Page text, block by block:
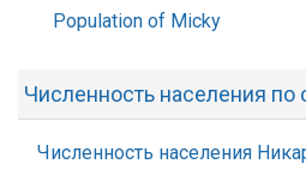
Population of Micky
Численность населения по
Численность населения